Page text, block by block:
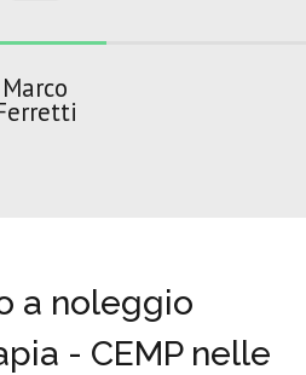
Marco
a noleggio
- CEMP nelle